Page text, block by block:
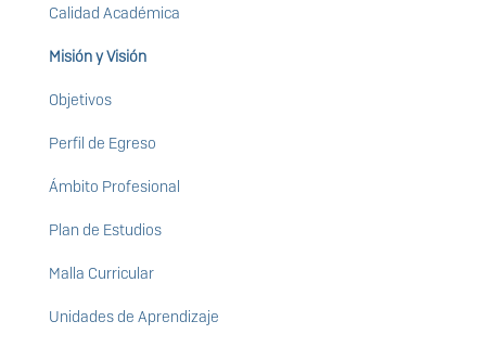
Calidad Académica
Misión y Visión
Objetivos
Perfil de Egreso
Ámbito Profesional
Plan de Estudios
Malla Curricular
Unidades de Aprendizaje